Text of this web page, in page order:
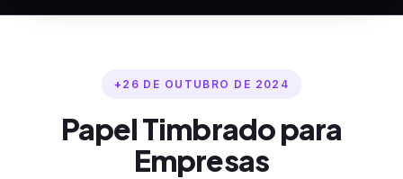
26 DE OUTUBRO DE 2024
Papel Timbrado para
Empresas